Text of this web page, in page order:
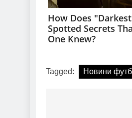
Tagged: Новини